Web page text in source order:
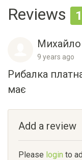
Reviews 1
Михайло
9 years ago
Рибалка
має
Add a review
Please login to